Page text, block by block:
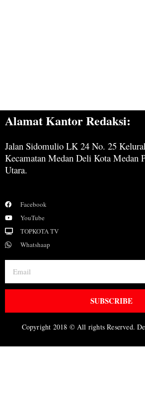
Alamat Kantor Redaksi:
Jalan Sidomulio LK 24 No. 25
Kecamatan Medan Deli Kota Medan
Utara.
Facebook
YouTube
TOPKOTA TV
Whatshaap
SUBSCRIBE
Copyright 2018 © All rights Reserved.